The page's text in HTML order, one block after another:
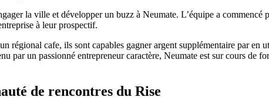
la ville et développer un buzz à Neumate. L’équipe a
à leur prospectif.
régional cafe, ils sont capables gagner argent supplémentaire par en
par un passionné entrepreneur caractère, Neumate est sur cours de
de rencontres du Rise